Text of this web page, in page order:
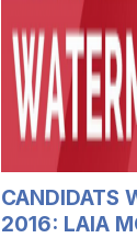
CANDIDATS
2016: LAIA